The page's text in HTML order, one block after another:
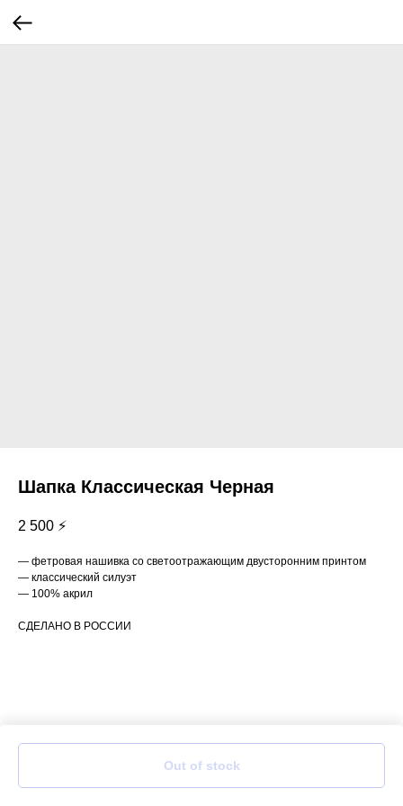
Шапка Классическая Черная
2 500 ⚡
Out of stock
— фетровая нашивка со светоотражающим двусторонним принтом
— классический силуэт
— 100% акрил
СДЕЛАНО В РОССИИ